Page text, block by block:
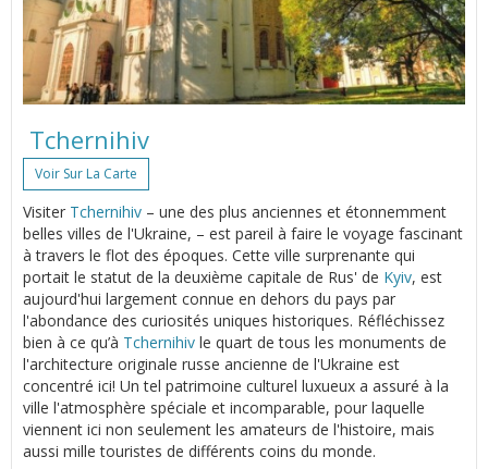
Tchernihiv
Voir Sur La Carte
Visiter Tchernihiv – une des plus anciennes et étonnemment
belles villes de l'Ukraine, – est pareil à faire le voyage fascinant
à travers le flot des époques. Cette ville surprenante qui
portait le statut de la deuxième capitale de Rus' de Kyiv, est
aujourd'hui largement connue en dehors du pays par
l'abondance des curiosités uniques historiques. Réfléchissez
bien à ce qu’à Tchernihiv le quart de tous les monuments de
l'architecture originale russe ancienne de l'Ukraine est
concentré ici! Un tel patrimoine culturel luxueux a assuré à la
ville l'atmosphère spéciale et incomparable, pour laquelle
viennent ici non seulement les amateurs de l'histoire, mais
aussi mille touristes de différents coins du monde.